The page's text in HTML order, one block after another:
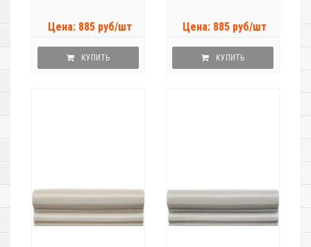
Цена: 885 руб/шт
КУПИТЬ
Цена: 885 руб/шт
КУПИТЬ